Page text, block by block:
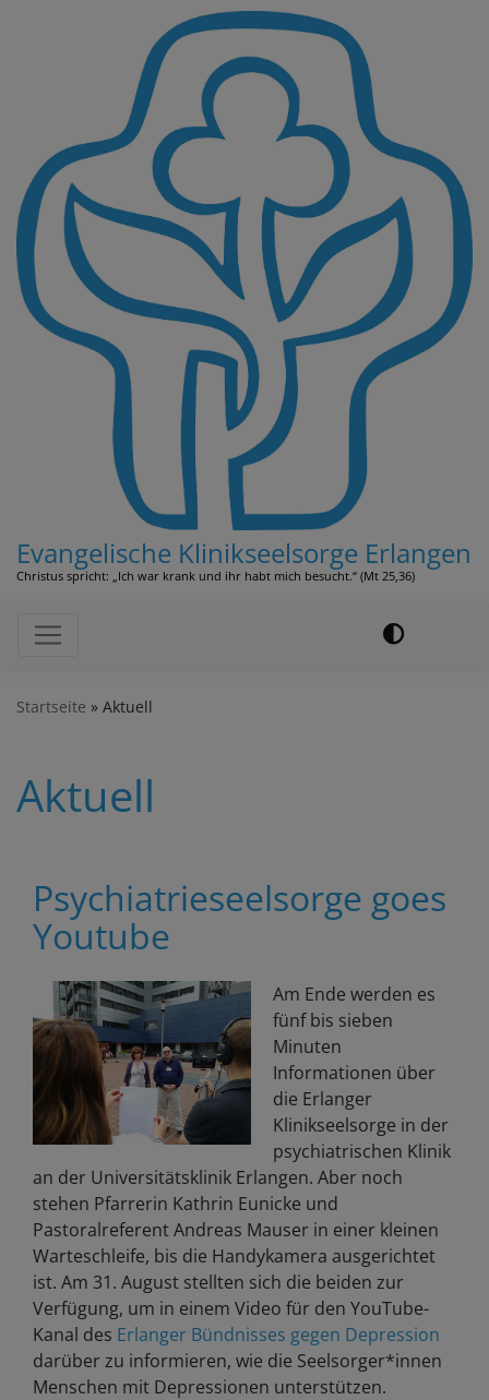
Evangelische Klinikseelsorge Erlangen
Christus spricht: „Ich war krank und ihr habt mich besucht.“ (Mt 25,36)
Hauptnavigation
Startseite Aktuell
Aktuell
Psychiatrieseelsorge goes
Youtube
Am Ende werden es
fünf bis sieben
Minuten
Informationen über
die Erlanger
Klinikseelsorge in der
psychiatrischen Klinik
an der Universitätsklinik Erlangen. Aber noch
stehen Pfarrerin Kathrin Eunicke und
Pastoralreferent Andreas Mauser in einer kleinen
Warteschleife, bis die Handykamera ausgerichtet
ist. Am 31. August stellten sich die beiden zur
Verfügung, um in einem Video für den YouTube-
Kanal des Erlanger Bündnisses gegen Depression
darüber zu informieren, wie die Seelsorger*innen
Menschen mit Depressionen unterstützen.